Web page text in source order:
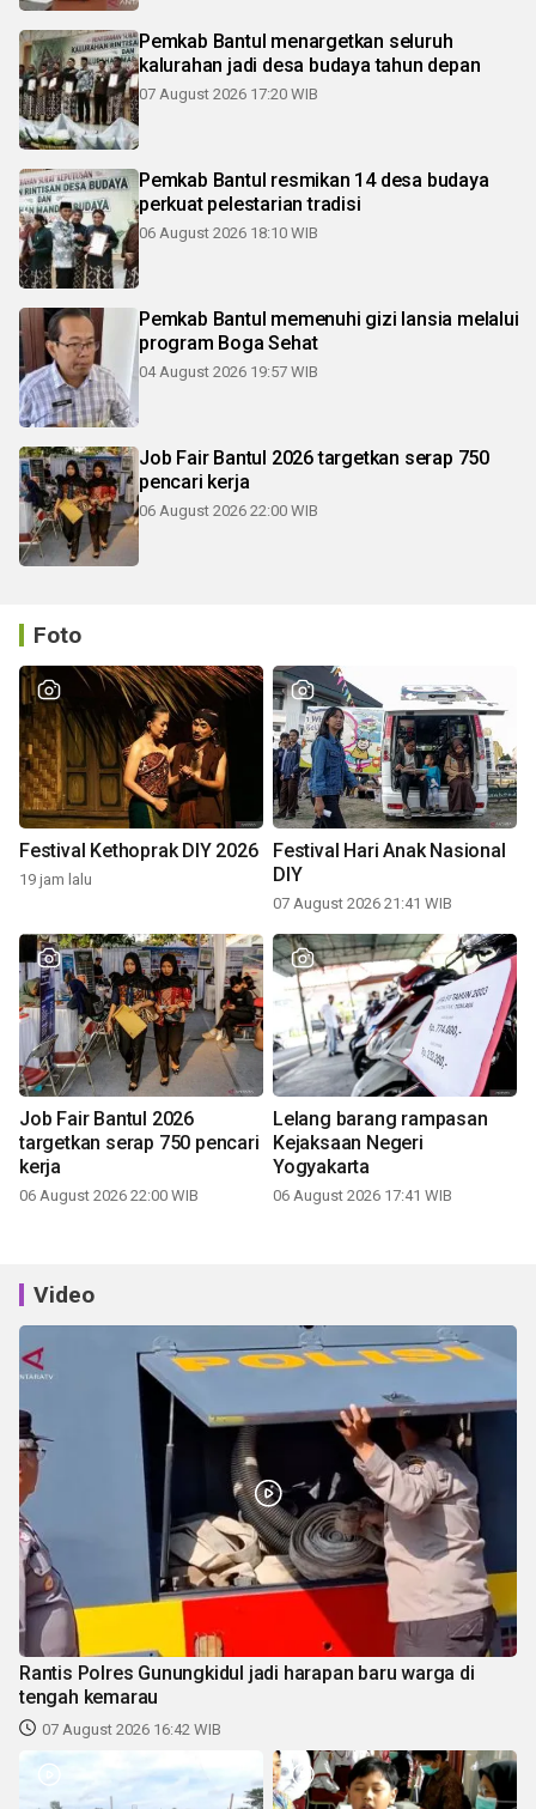
Pemkab Bantul menargetkan seluruh
kalurahan jadi desa budaya tahun depan
07 August 2026 17:20 WIB
Pemkab Bantul resmikan 14 desa budaya
perkuat pelestarian tradisi
06 August 2026 18:10 WIB
Pemkab Bantul memenuhi gizi lansia melalui
program Boga Sehat
04 August 2026 19:57 WIB
Job Fair Bantul 2026 targetkan serap 750
pencari kerja
06 August 2026 22:00 WIB
Foto
Festival Kethoprak DIY 2026
19 jam lalu
Festival Hari Anak Nasional
DIY
07 August 2026 21:41 WIB
Job Fair Bantul 2026
targetkan serap 750 pencari
kerja
06 August 2026 22:00 WIB
Lelang barang rampasan
Kejaksaan Negeri
Yogyakarta
06 August 2026 17:41 WIB
Video
Rantis Polres Gunungkidul jadi harapan baru warga di
tengah kemarau
07 August 2026 16:42 WIB